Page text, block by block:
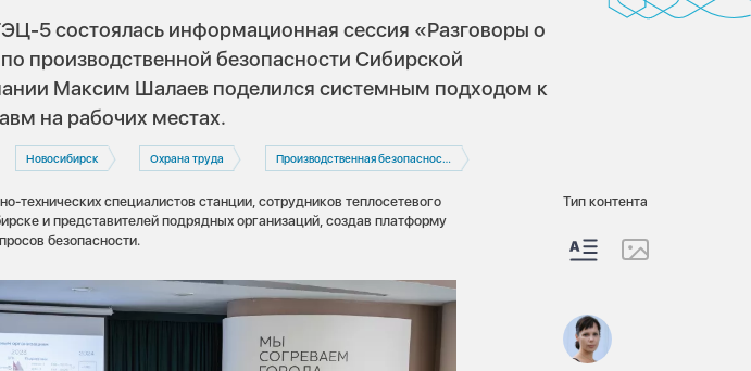
5 состоялась информационная сессия «Разговоры о
производственной безопасности Сибирской
Максим Шалаев поделился системным подходом к
на рабочих местах.
Новосибирск Охрана труда Производственная безопасность
технических специалистов станции, сотрудников теплосетевого
и представителей подрядных организаций, создав платформу
безопасности.
Тип контента